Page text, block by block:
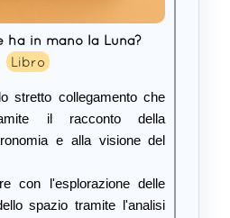
ha in mano la Luna?
Libro
stretto collegamento che
il racconto della
e alla visione del
con l'esplorazione delle
spazio tramite l'analisi